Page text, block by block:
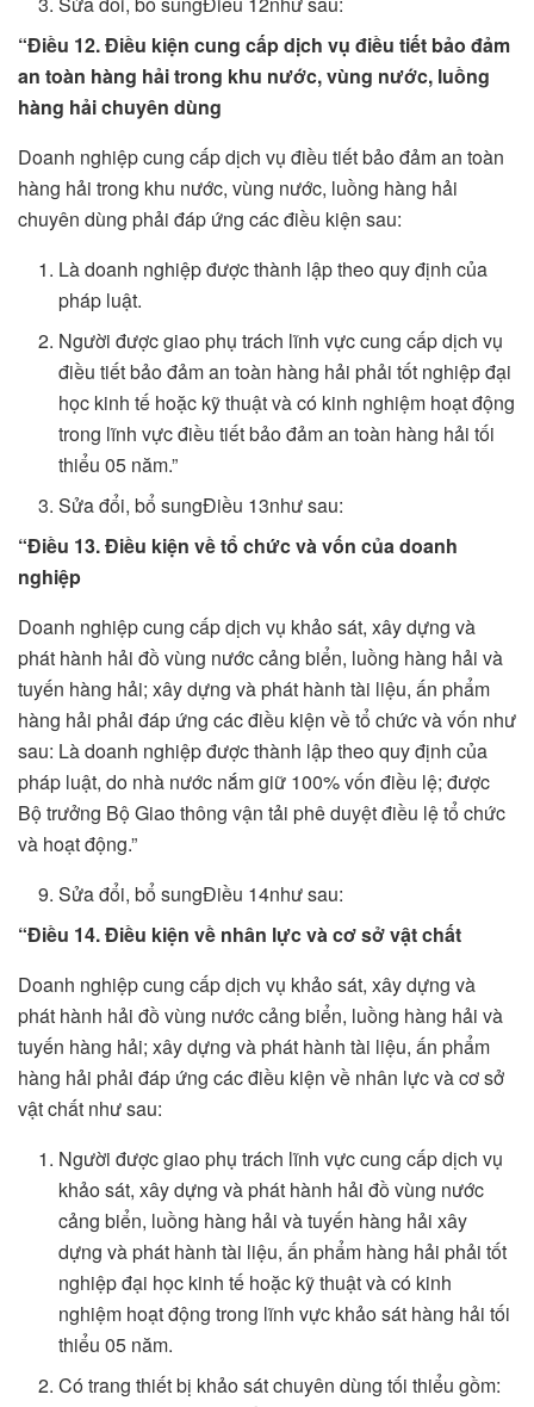
“Điều 12. Điều kiện cung cấp dịch vụ điều tiết bảo đảm
an toàn hàng hải trong khu nước, vùng nước, luồng
hàng hải chuyên dùng
Doanh nghiệp cung cấp dịch vụ điều tiết bảo đảm an toàn
hàng hải trong khu nước, vùng nước, luồng hàng hải
chuyên dùng phải đáp ứng các điều kiện sau:
Là doanh nghiệp được thành lập theo quy định của
pháp luật.
Người được giao phụ trách lĩnh vực cung cấp dịch vụ
điều tiết bảo đảm an toàn hàng hải phải tốt nghiệp đại
học kinh tế hoặc kỹ thuật và có kinh nghiệm hoạt động
trong lĩnh vực điều tiết bảo đảm an toàn hàng hải tối
thiểu 05 năm.”
Sửa đổi, bổ sungĐiều 13như sau:
“Điều 13. Điều kiện về tổ chức và vốn của doanh
nghiệp
Doanh nghiệp cung cấp dịch vụ khảo sát, xây dựng và
phát hành hải đồ vùng nước cảng biển, luồng hàng hải và
tuyến hàng hải; xây dựng và phát hành tài liệu, ấn phẩm
hàng hải phải đáp ứng các điều kiện về tổ chức và vốn như
sau: Là doanh nghiệp được thành lập theo quy định của
pháp luật, do nhà nước nắm giữ 100% vốn điều lệ; được
Bộ trưởng Bộ Giao thông vận tải phê duyệt điều lệ tổ chức
và hoạt động.”
Sửa đổi, bổ sungĐiều 14như sau:
“Điều 14. Điều kiện về nhân lực và cơ sở vật chất
Doanh nghiệp cung cấp dịch vụ khảo sát, xây dựng và
phát hành hải đồ vùng nước cảng biển, luồng hàng hải và
tuyến hàng hải; xây dựng và phát hành tài liệu, ấn phẩm
hàng hải phải đáp ứng các điều kiện về nhân lực và cơ sở
vật chất như sau:
Người được giao phụ trách lĩnh vực cung cấp dịch vụ
khảo sát, xây dựng và phát hành hải đồ vùng nước
cảng biển, luồng hàng hải và tuyến hàng hải xây
dựng và phát hành tài liệu, ấn phẩm hàng hải phải tốt
nghiệp đại học kinh tế hoặc kỹ thuật và có kinh
nghiệm hoạt động trong lĩnh vực khảo sát hàng hải tối
thiểu 05 năm.
Có trang thiết bị khảo sát chuyên dùng tối thiểu gồm: